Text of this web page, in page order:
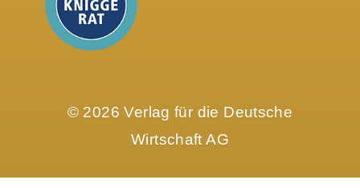
© 2026 Verlag für die Deutsche
Wirtschaft AG